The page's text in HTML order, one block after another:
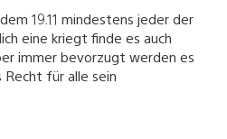
19.11 mindestens jeder der
eine kriegt finde es auch
immer bevorzugt werden es
für alle sein